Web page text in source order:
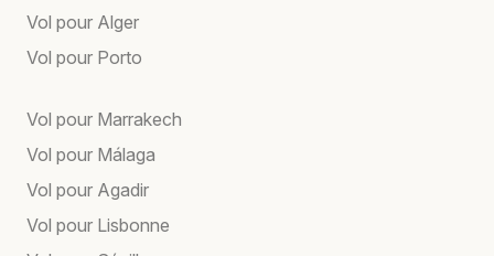
Vol pour Alger
Vol pour Porto
Vol pour Marrakech
Vol pour Málaga
Vol pour Agadir
Vol pour Lisbonne